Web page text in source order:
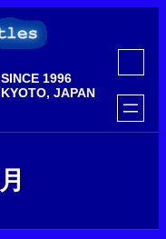
SINCE 1996
KYOTO, JAPAN
ア
コ
ン
リ
ン
ク